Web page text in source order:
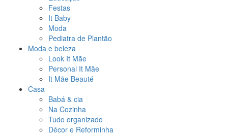
Festas
It Baby
Moda
Pediatra de Plantão
Moda e beleza
Look It Mãe
Personal It Mãe
It Mãe Beauté
Casa
Babá & cia
Na Cozinha
Tudo organizado
Décor e Reforminha